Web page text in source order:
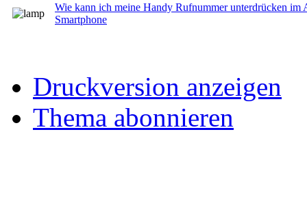
Wie kann ich meine Handy Rufnummer unterdrücken im
Smartphone
Druckversion anzeigen
Thema abonnieren